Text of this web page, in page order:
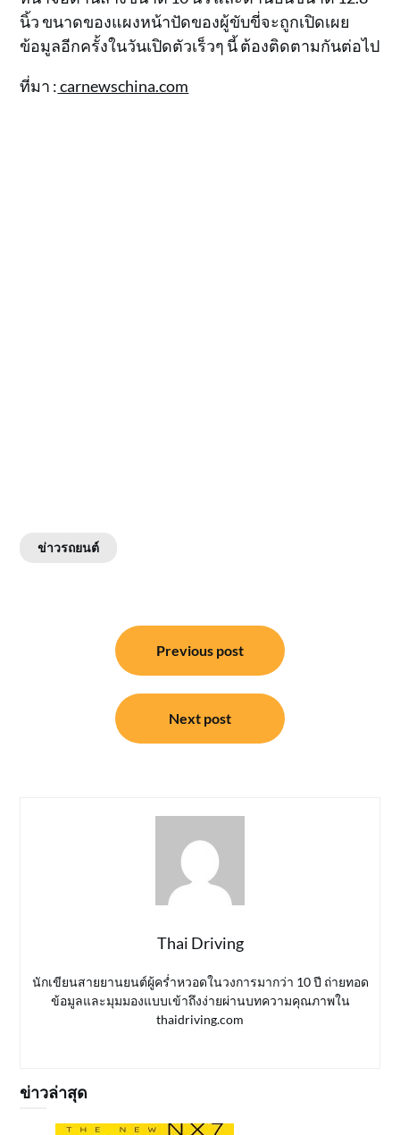
นิ้ว ขนาดของแผงหน้าปัดของผู้ขับขี่จะถูกเปิดเผย
ข้อมูลอีกครั้งในวันเปิดตัวเร็วๆ นี้ ต้องติดตามกันต่อไป
ที่มา :carnewschina.com
ข่าวรถยนต์
Previous post
Next post
Thai Driving
นักเขียนสายยานยนต์ผู้คร่ำหวอดในวงการมากว่า 10 ปี ถ่ายทอด
ข้อมูลและมุมมองแบบเข้าถึงง่ายผ่านบทความคุณภาพใน
thaidriving.com
ข่าวล่าสุด